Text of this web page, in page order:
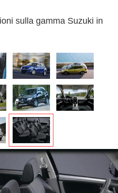
sulla gamma Suzuki in